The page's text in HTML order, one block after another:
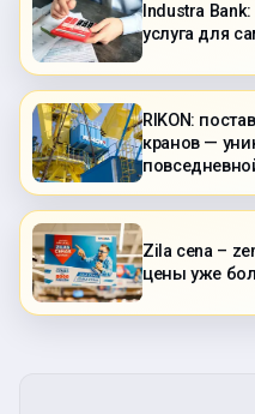
Industra
услуга для
RIKON:
кранов —
Zila cena –
цены уже